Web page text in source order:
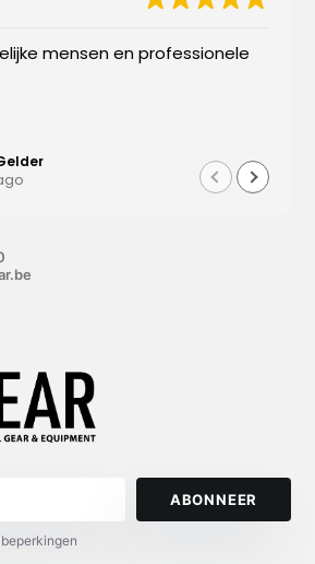
mensen en professionele
ABONNEER